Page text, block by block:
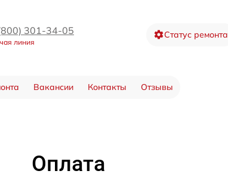
301-34-05
линия
Статус ремонта
Вакансии Контакты Отзывы
Оплата